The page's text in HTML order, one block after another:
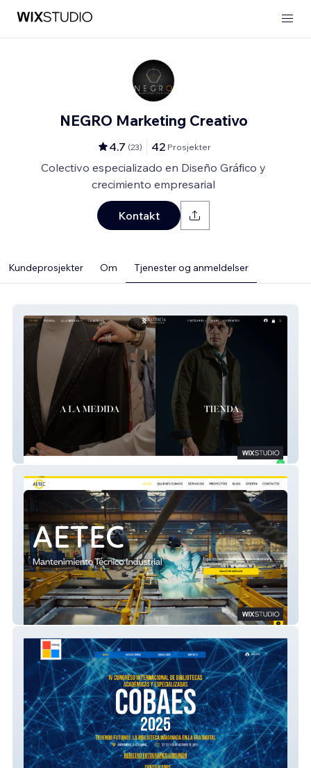
NEGRO Marketing Creativo
4.7 (23) 42 Prosjekter
Colectivo especializado en Diseño Gráfico y
crecimiento empresarial
Kontakt
Kundeprosjekter Om Tjenester og anmeldelser
Valencia
AETEC SRL